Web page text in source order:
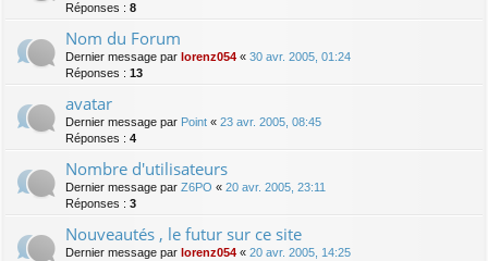
Réponses : 8
Nom du Forum
Dernier message par lorenz054 « 30 avr. 2005, 01:24
Réponses : 13
avatar
Dernier message par Point « 23 avr. 2005, 08:45
Réponses : 4
Nombre d'utilisateurs
Dernier message par Z6PO « 20 avr. 2005, 23:11
Réponses : 3
Nouveautés , le futur sur ce site
Dernier message par lorenz054 « 20 avr. 2005, 14:25